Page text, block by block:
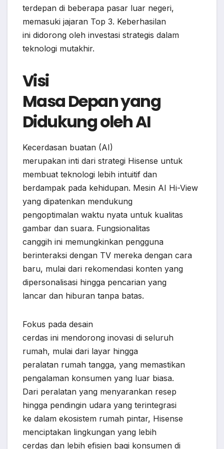
terdepan di beberapa pasar luar negeri,
memasuki jajaran Top 3. Keberhasilan
ini didorong oleh investasi strategis dalam
teknologi mutakhir.
Visi
Masa Depan yang
Didukung oleh AI
Kecerdasan buatan (AI)
merupakan inti dari strategi Hisense untuk
membuat teknologi lebih intuitif dan
berdampak pada kehidupan. Mesin AI Hi-View
yang dipatenkan mendukung
pengoptimalan waktu nyata untuk kualitas
gambar dan suara. Fungsionalitas
canggih ini memungkinkan pengguna
berinteraksi dengan TV mereka dengan cara
baru, mulai dari rekomendasi konten yang
dipersonalisasi hingga pencarian yang
lancar dan hiburan tanpa batas.
Fokus pada desain
cerdas ini mendorong inovasi di seluruh
rumah, mulai dari layar hingga
peralatan rumah tangga, yang memastikan
pengalaman konsumen yang luar biasa.
Dari peralatan yang menyarankan resep
hingga pendingin udara yang terintegrasi
ke dalam ekosistem rumah pintar, Hisense
menciptakan lingkungan yang lebih
cerdas dan lebih efisien bagi konsumen di